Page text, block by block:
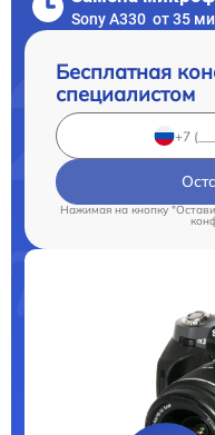
Sony A330 от 35
Бесплатная
специалистом
Нажимая на кнопку